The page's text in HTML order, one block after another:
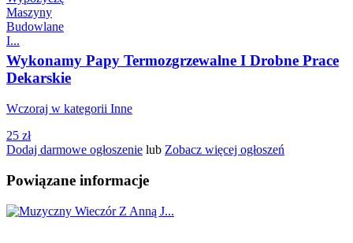
Wykonamy Papy Termozgrzewalne I Drobne Prace
Dekarskie
Wczoraj w kategorii Inne
25 zł
Dodaj darmowe ogłoszenie lub Zobacz więcej ogłoszeń
Powiązane informacje